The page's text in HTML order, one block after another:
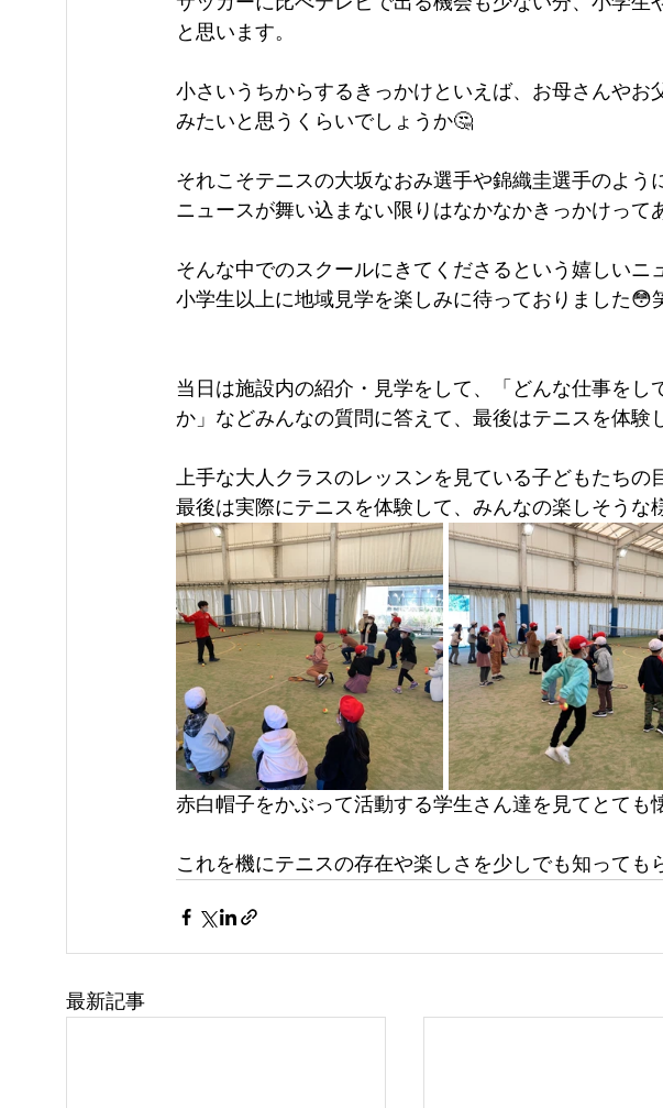
と思います。
小さいうちからするきっかけといえば、お母さんやお
みたいと思うくらいでしょうか🤔
それこそテニスの大坂なおみ選手や錦織圭選手のよ
ニュースが舞い込まない限りはなかなかきっかけって
そんな中でのスクールにきてくださるという嬉しいニ
小学生以上に地域見学を楽しみに待っておりました😳
当日は施設内の紹介・見学をして、「どんな仕事を
か」などみんなの質問に答えて、最後はテニスを体験
上手な大人クラスのレッスンを見ている子どもたちの
最後は実際にテニスを体験して、みんなの楽しそうな
赤白帽子をかぶって活動する学生さん達を見てとても
これを機にテニスの存在や楽しさを少しでも知っても
最新記事